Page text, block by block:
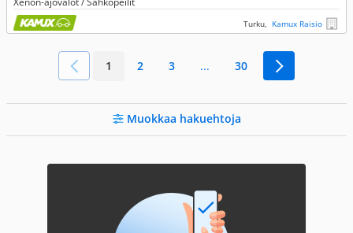
Turku, Kamux Raisio
1 2 3 ... 30
Muokkaa hakuehtoja